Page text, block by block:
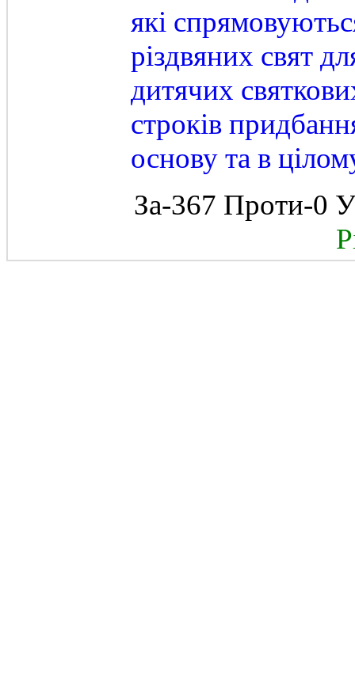
які
різдвяних свят
дитячих
строків
основу та в
За-367 Проти-0